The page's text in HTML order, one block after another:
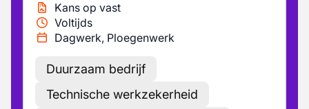
Kans op vast
Voltijds
Dagwerk, Ploegenwerk
Duurzaam bedrijf
Technische werkzekerheid